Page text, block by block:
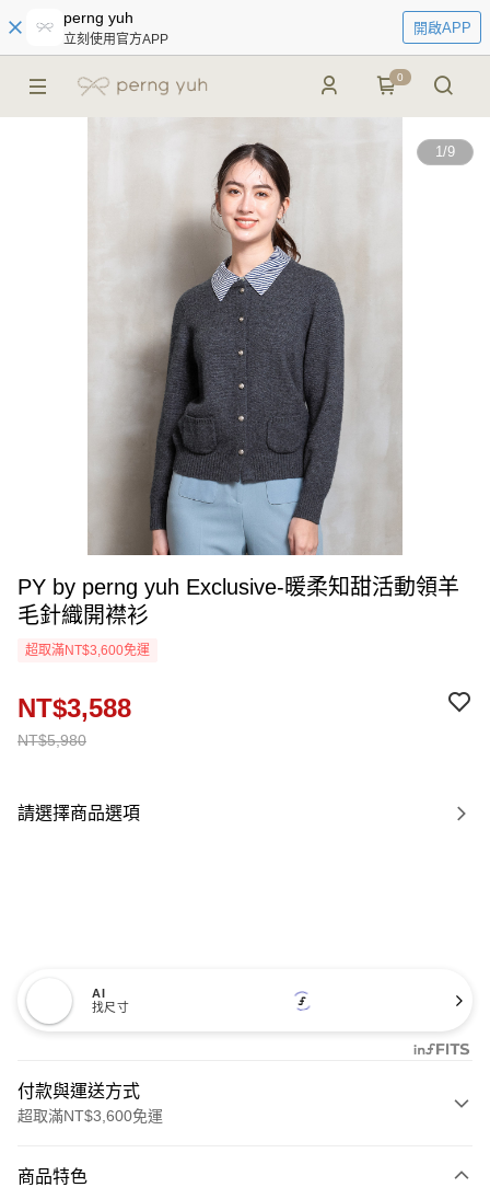
perng yuh
立刻使用官方APP
開啟APP
0
1/9
PY by perng yuh Exclusive-暖柔知甜活動領羊
毛針織開襟衫
超取滿NT$3,600免運
NT$5,980
NT$3,588
請選擇商品選項
AI
找尺寸
付款與運送方式
超取滿NT$3,600免運
信用卡一次付款
商品特色